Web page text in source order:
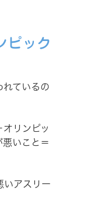
ピック
れているの
リンピッ
悪いこと＝
いアスリー